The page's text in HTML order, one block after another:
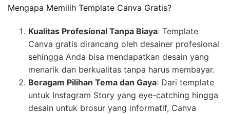
Mengapa Memilih Template Canva Gratis?
Kualitas Profesional Tanpa Biaya: Template
Canva gratis dirancang oleh desainer profesional
sehingga Anda bisa mendapatkan desain yang
menarik dan berkualitas tanpa harus membayar.
Beragam Pilihan Tema dan Gaya: Dari template
untuk Instagram Story yang eye-catching hingga
desain untuk brosur yang informatif, Canva